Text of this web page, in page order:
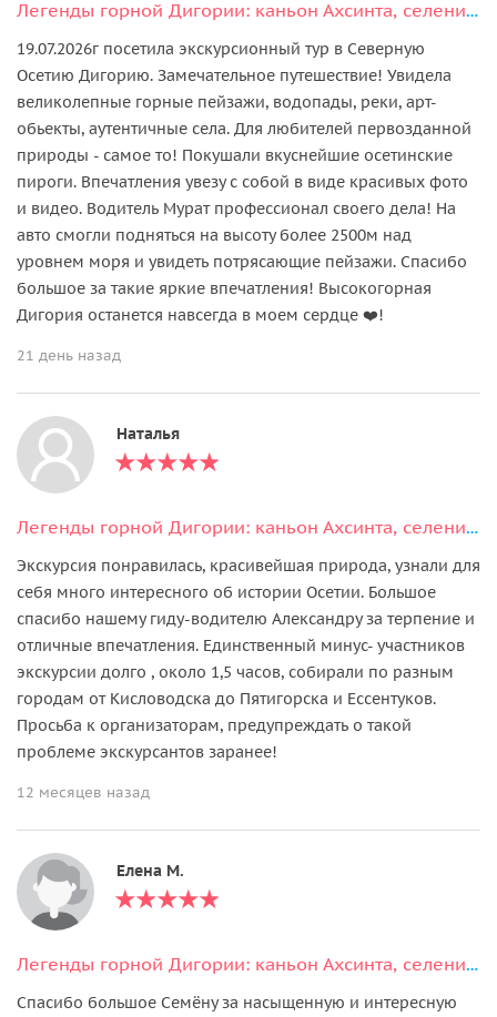
Легенды горной Дигории: каньон Ахсинта, селения Галиат и Камунта
19.07.2026г посетила экскурсионный тур в Северную
Осетию Дигорию. Замечательное путешествие! Увидела
великолепные горные пейзажи, водопады, реки, арт-
обьекты, аутентичные села. Для любителей первозданной
природы - самое то! Покушали вкуснейшие осетинские
пироги. Впечатления увезу с собой в виде красивых фото
и видео. Водитель Мурат профессионал своего дела! На
авто смогли подняться на высоту более 2500м над
уровнем моря и увидеть потрясающие пейзажи. Спасибо
большое за такие яркие впечатления! Высокогорная
Дигория останется навсегда в моем сердце ❤️!
21 день назад
Наталья
Легенды горной Дигории: каньон Ахсинта, селения Галиат и Камунта
Экскурсия понравилась, красивейшая природа, узнали для
себя много интересного об истории Осетии. Большое
спасибо нашему гиду-водителю Александру за терпение и
отличные впечатления. Единственный минус- участников
экскурсии долго , около 1,5 часов, собирали по разным
городам от Кисловодска до Пятигорска и Ессентуков.
Просьба к организаторам, предупреждать о такой
проблеме экскурсантов заранее!
12 месяцев назад
Елена М.
Легенды горной Дигории: каньон Ахсинта, селения Галиат и Камунта
Спасибо большое Семёну за насыщенную и интересную